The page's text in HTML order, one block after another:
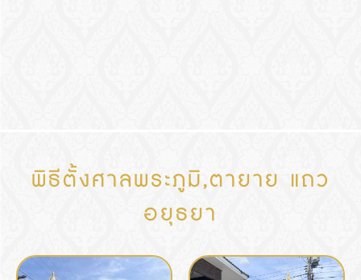
พิธีตั้งศาลพระภูมิ,ตายาย แถว
อยุธยา